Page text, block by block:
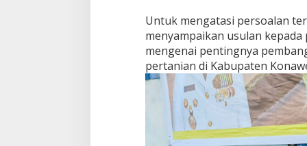
Untuk mengatasi persoalan
menyampaikan usulan
mengenai pentingnya
pertanian di Kabupaten